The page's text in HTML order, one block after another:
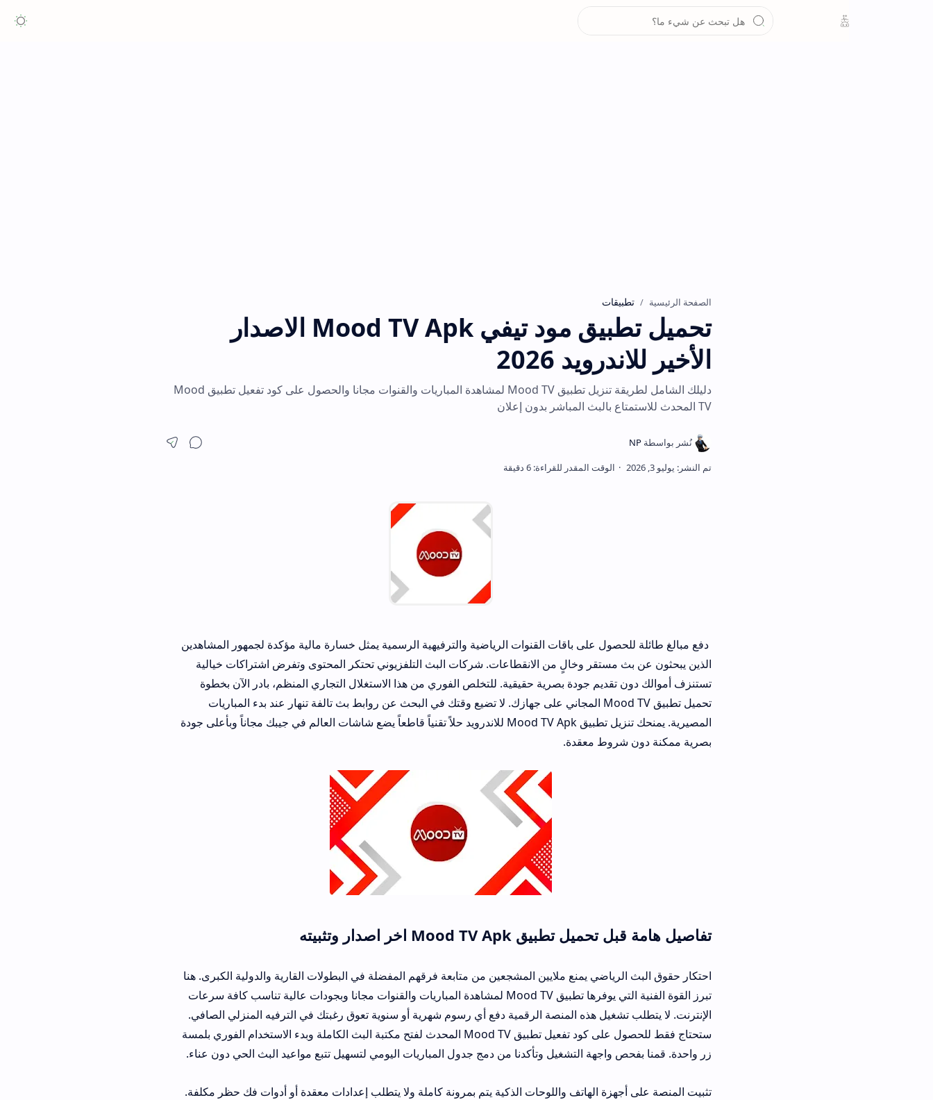
تطبيقات
تحميل تطبيق مود تيفي Mood TV Apk الاصدار
الأخير للاندرويد 2026
دليلك الشامل لطريقة تنزيل تطبيق Mood TV لمشاهدة المباريات والقنوات مجانا والحصول على كود تفعيل تطبيق Mood
دفع مبالغ طائلة للحصول على باقات القنوات الرياضية والترفيهية الرسمية يمثل خسارة مالية مؤكدة لجمهور المشاهدين
الذين يبحثون عن بث مستقر وخالٍ من الانقطاعات. شركات البث التلفزيوني تحتكر المحتوى وتفرض اشتراكات خيالية
تستنزف أموالك دون تقديم جودة بصرية حقيقية. للتخلص الفوري من هذا الاستغلال التجاري المنظم، بادر الآن بخطوة
تحميل تطبيق Mood TV المجاني على جهازك. لا تضيع وقتك في البحث عن روابط بث تالفة تنهار عند بدء المباريات
المصيرية. يمنحك تنزيل تطبيق Mood TV Apk للاندرويد حلاً تقنياً قاطعاً يضع شاشات العالم في جيبك مجاناً وبأعلى جودة
بصرية ممكنة دون شروط معقدة.
تفاصيل هامة قبل تحميل تطبيق Mood TV Apk اخر اصدار وتثبيته
احتكار حقوق البث الرياضي يمنع ملايين المشجعين من متابعة فرقهم المفضلة في البطولات القارية والدولية الكبرى. هنا
تبرز القوة الفنية التي يوفرها تطبيق Mood TV لمشاهدة المباريات والقنوات مجانا وبجودات عالية تناسب كافة سرعات
الإنترنت. لا يتطلب تشغيل هذه المنصة الرقمية دفع أي رسوم شهرية أو سنوية تعوق رغبتك في الترفيه المنزلي الصافي.
ستحتاج فقط للحصول على كود تفعيل تطبيق Mood TV المحدث لفتح مكتبة البث الكاملة وبدء الاستخدام الفوري بلمسة
زر واحدة. قمنا بفحص واجهة التشغيل وتأكدنا من دمج جدول المباريات اليومي لتسهيل تتبع مواعيد البث الحي دون عناء.
تثبيت المنصة على أجهزة الهاتف واللوحات الذكية يتم بمرونة كاملة ولا يتطلب إعدادات معقدة أو أدوات فك حظر مكلفة.